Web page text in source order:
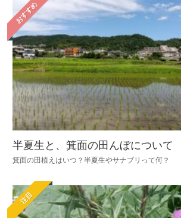
おすすめ
半夏生と、箕面の田んぼについて
箕面の田植えはいつ？半夏生やサナブリって何？
注目